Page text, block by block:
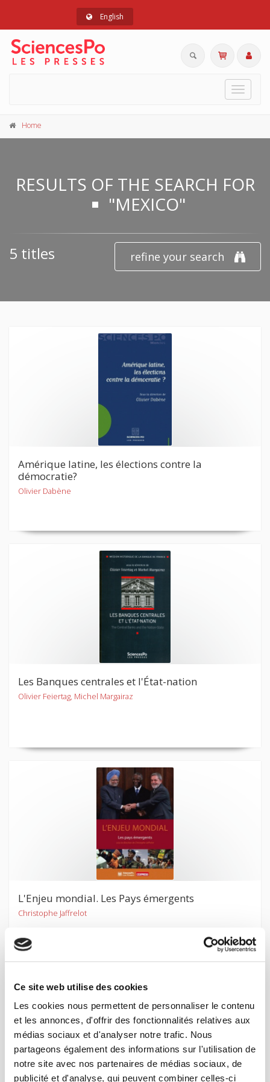
Ce site web utilise des cookies
Les cookies nous permettent de personnaliser le contenu
et les annonces, d'offrir des fonctionnalités relatives aux
médias sociaux et d'analyser notre trafic. Nous
partageons également des informations sur l'utilisation de
notre site avec nos partenaires de médias sociaux, de
publicité et d'analyse, qui peuvent combiner celles-ci
English
Toggle
Home
RESULTS OF THE SEARCH FOR
"MEXICO"
refine your search
5 titles
Amérique latine, les élections contre la
démocratie?
Olivier Dabène
Les Banques centrales et l'État-nation
Olivier Feiertag, Michel Margairaz
L'Enjeu mondial. Les Pays émergents
Christophe Jaffrelot